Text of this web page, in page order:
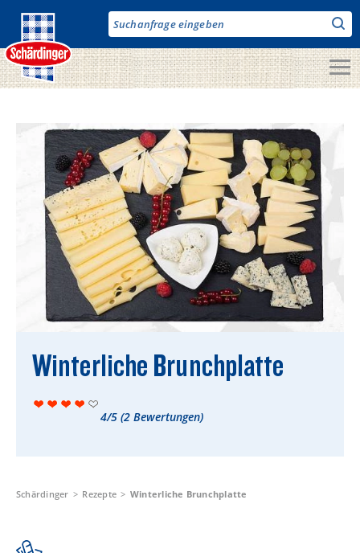
zum
Inhalt
Milch & Co.
Käse
Butter
Fruchtjoghurt & Drinks
Desserts
Bergbauern Produkte
Rezepte
Schärdinger Käseakademie
Winterliche Brunchplatte
4/5 (2 Bewertungen)
Schärdinger Rezepte Winterliche Brunchplatte